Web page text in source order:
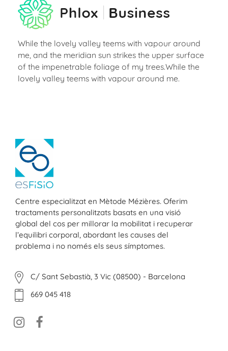
While the lovely valley teems with vapour around
me, and the meridian sun strikes the upper surface
of the impenetrable foliage of my trees.While the
lovely valley teems with vapour around me.
ESFISIO
Centre especialitzat en Mètode Mézières. Oferim
tractaments personalitzats basats en una visió
global del cos per millorar la mobilitat i recuperar
l’equilibri corporal, abordant les causes del
problema i no només els seus símptomes.
C/ Sant Sebastià, 3 Vic (08500) - Barcelona
669 045 418